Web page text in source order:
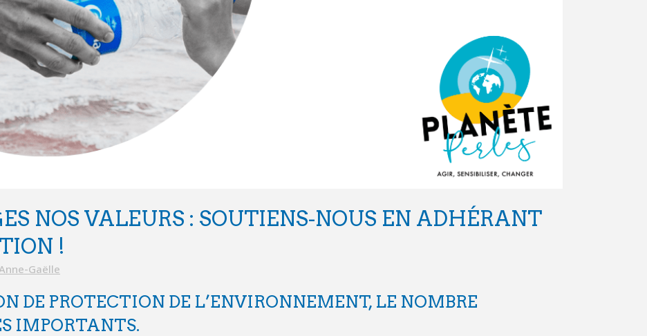
NOS VALEURS : SOUTIENS-NOUS EN ADHÉRANT
!
Gaëlle
DE PROTECTION DE L’ENVIRONNEMENT, LE NOMBRE
IMPORTANTS.